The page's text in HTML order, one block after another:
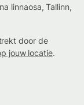
linnaosa, Tallinn,
door de
jouw locatie.